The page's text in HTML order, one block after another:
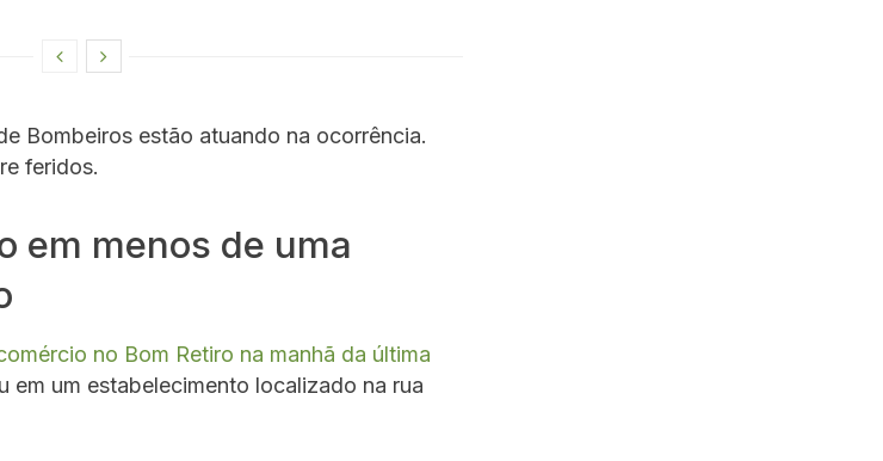
Bombeiros estão atuando na ocorrência.
feridos.
em menos de uma
no Bom Retiro na manhã da última
em um estabelecimento localizado na rua